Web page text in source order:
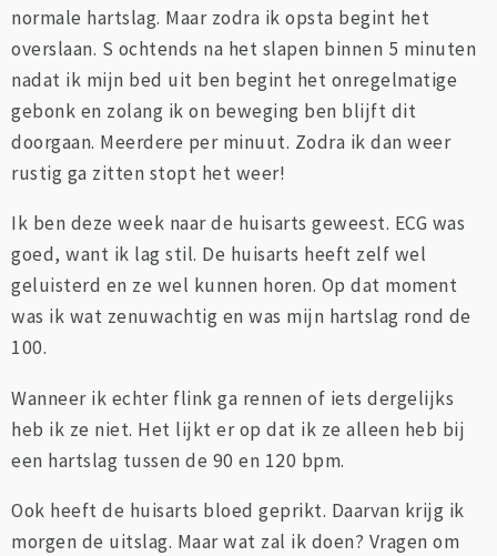
normale hartslag. Maar zodra ik opsta begint het
overslaan. S ochtends na het slapen binnen 5 minuten
nadat ik mijn bed uit ben begint het onregelmatige
gebonk en zolang ik on beweging ben blijft dit
doorgaan. Meerdere per minuut. Zodra ik dan weer
rustig ga zitten stopt het weer!
Ik ben deze week naar de huisarts geweest. ECG was
goed, want ik lag stil. De huisarts heeft zelf wel
geluisterd en ze wel kunnen horen. Op dat moment
was ik wat zenuwachtig en was mijn hartslag rond de
100.
Wanneer ik echter flink ga rennen of iets dergelijks
heb ik ze niet. Het lijkt er op dat ik ze alleen heb bij
een hartslag tussen de 90 en 120 bpm.
Ook heeft de huisarts bloed geprikt. Daarvan krijg ik
morgen de uitslag. Maar wat zal ik doen? Vragen om